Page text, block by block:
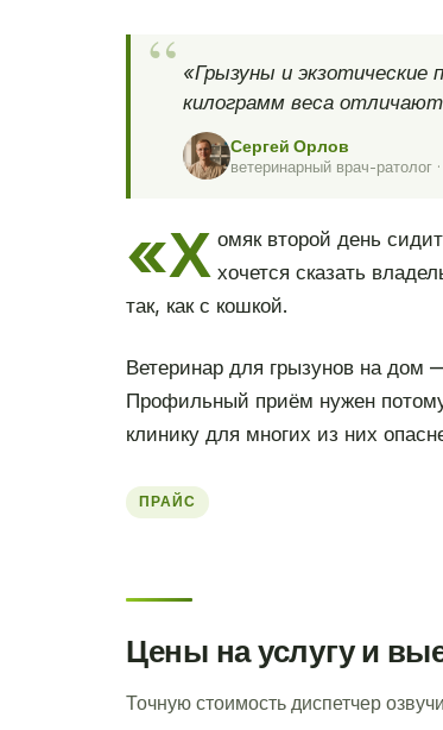
«Грызуны и
килограмм веса
Сергей Орлов
ветеринарный врач-ратолог
«Х омяк второй день
хочется сказать
так, как с кошкой.
Ветеринар для грызунов на дом
Профильный приём нужен
клинику для многих из них
ПРАЙС
Цены на услугу и
Точную стоимость диспетчер